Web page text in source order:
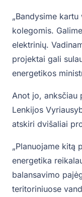
„Bandysime
kolegomis.
elektrinių.
projektai gali
energetikos
Anot jo, anksčiau
Lenkijos
atskiri dvišaliai
„Planuojame kitą
energetika
balansavimo
teritoriniuose